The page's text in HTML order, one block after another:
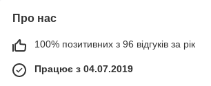
Про нас
100% позитивних з 96 відгуків за рік
Працює з 04.07.2019